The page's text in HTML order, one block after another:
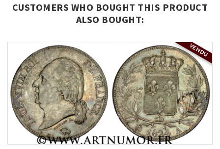
CUSTOMERS WHO BOUGHT THIS PRODUCT
ALSO BOUGHT:
VENDU